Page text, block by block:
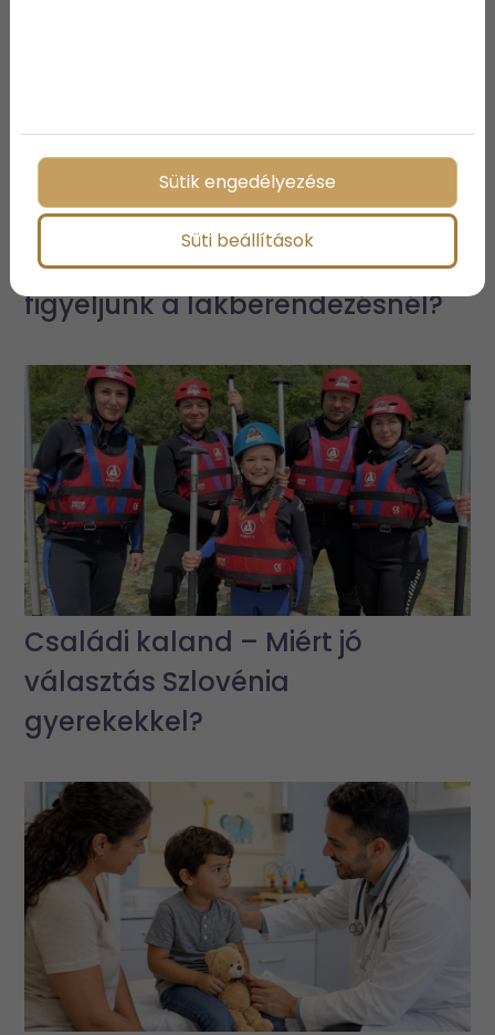
Kisgyermekes otthonok
biztonságos kialakítása: Mire
figyeljünk a lakberendezésnél?
Családi kaland – Miért jó
választás Szlovénia
gyerekekkel?
Sütik engedélyezése
Süti beállítások